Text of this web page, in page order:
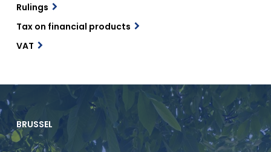
Rulings
Tax on financial products
VAT
BRUSSEL